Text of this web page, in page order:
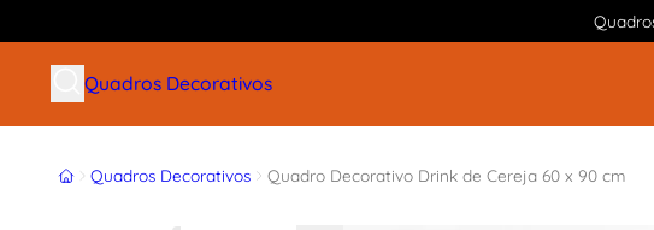
Buscar produtos
Quadros Decorativos
InícioQuadros Decorativos Quadro Decorativo Drink de Cereja 60 x 90 cm